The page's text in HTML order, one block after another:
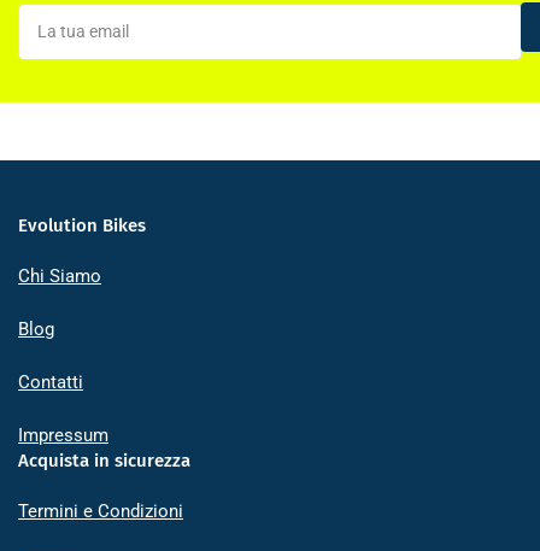
La
tua
email
Evolution Bikes
Chi Siamo
Blog
Contatti
Impressum
Acquista in sicurezza
Termini e Condizioni